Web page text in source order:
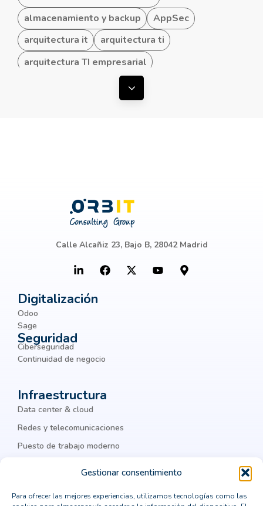
Gestionar consentimiento
Para ofrecer las mejores experiencias, utilizamos tecnologías como las
almacenamiento y backup
AppSec
arquitectura it
arquitectura ti
arquitectura TI empresarial
Backup y Disaster Recovery
hiperconvergentes
Big Data
Botnets
Business Intelligence
business process management
chatbots
ciber amenazas
ciberseguridad corporativa
Cisco Meraki
Citrix
cloud computing
cloud privada
colaboración
Colaboración Empresarial
como integrar un ERP
comprar un crm vertical
Mostrar todas las etiquetas
Calle Alcañiz 23, Bajo B, 28042 Madrid
Digitalización
Odoo
Sage
Seguridad
Ciberseguridad
Continuidad de negocio
Infraestructura
Data center & cloud
Redes y telecomunicaciones
Puesto de trabajo moderno
Legal